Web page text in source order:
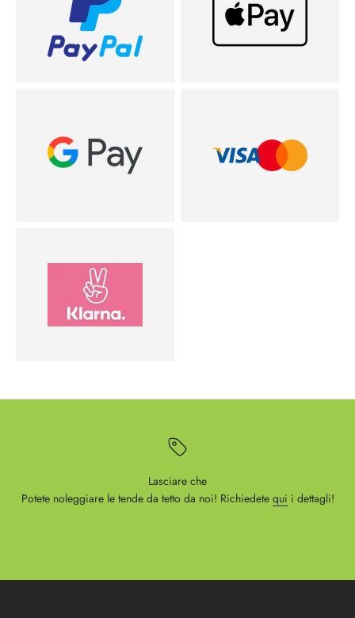
Lasciare che
Potete noleggiare le tende da tetto da noi! Richiedete qui i dettagli!